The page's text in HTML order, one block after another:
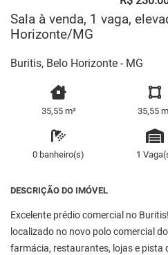
Sala à venda, 1 vaga,
Horizonte/MG
Buritis, Belo Horizonte - MG
35,55 m² 35,55
0 banheiro(s) 1
DESCRIÇÃO DO IMÓVEL
Excelente prédio comercial no
localizado no novo polo comercial
farmácia, restaurantes, lojas e pista